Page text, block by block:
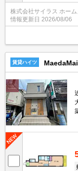
株式会社サイラス ホー
情報更新日 2026/08/06
賃貸ハイツ